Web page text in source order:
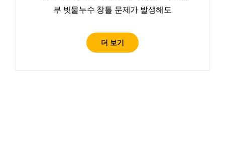
부 빗물누수 창틀 문제가 발생해도
더 보기